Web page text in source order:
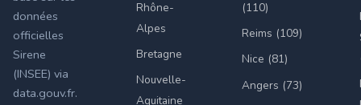
données
officielles
Sirene
(INSEE) via
data.gouv.fr.
Rhône-
Alpes
Bretagne
Nouvelle-
Aquitaine
(110)
Reims (109)
Nice (81)
Angers (73)